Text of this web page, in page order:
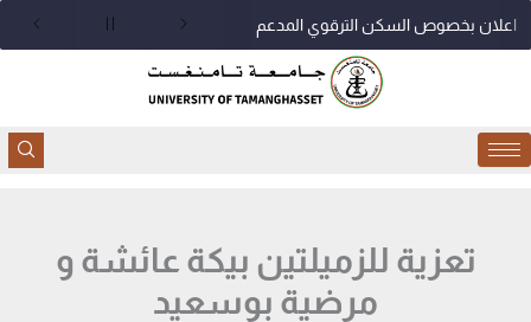
اعلان بخصوص السكن الترقوي المدعم
تعزية للزميلتين بيكة عائشة و
مرضية بوسعيد